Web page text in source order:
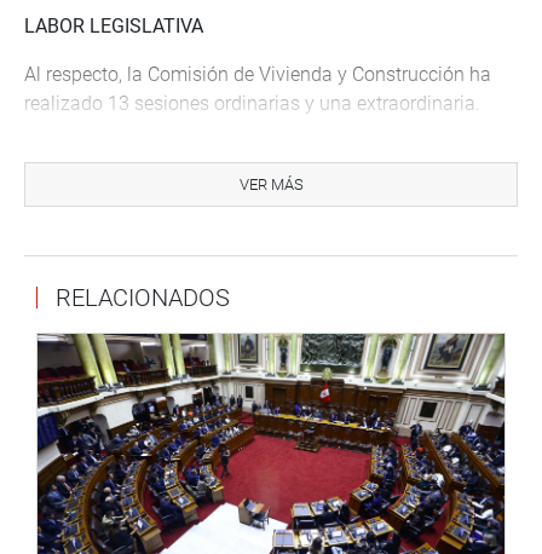
LABOR LEGISLATIVA
Al respecto, la Comisión de Vivienda y Construcción ha
realizado 13 sesiones ordinarias y una extraordinaria.
dictámenes, recaídos en los siguientes proyectos de ley: i)
Ley que declara de necesidad pública los proyectos de
Construcción y Saneamiento, a través de sus programas,
iii) Ley que declara de necesidad pública el
financiamiento y continuidad para adquirir, construir y
mejorar viviendas de interés social a través del Bono
Familiar Habitacional del Programa Techo Propio; y iv)
Ley que regula la administración inmobiliaria.
Los dictámenes recaídos en los dos primeros proyectos
fueron aprobados en la última sesión plenaria de la
VER MÁS
RELACIONADOS